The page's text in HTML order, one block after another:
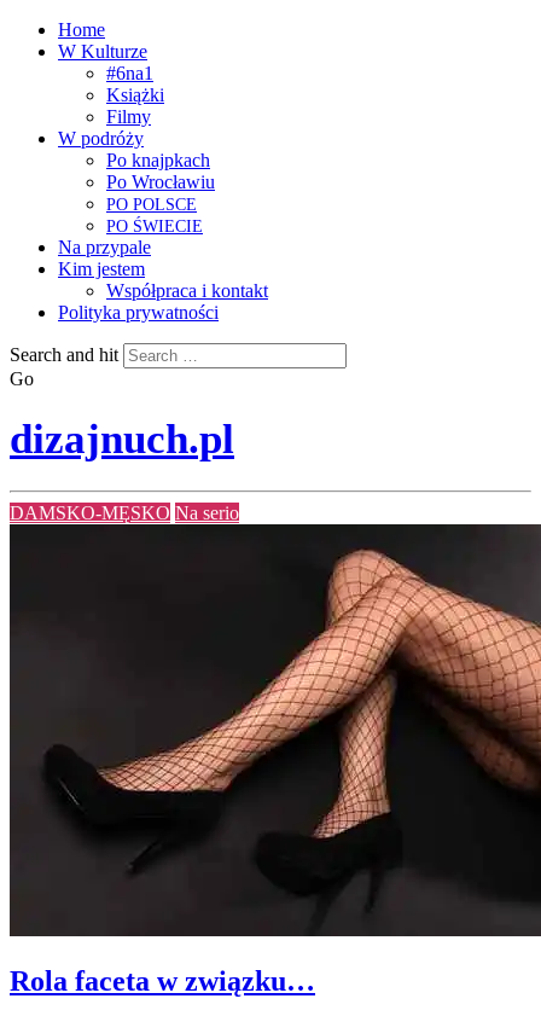
Home
W Kulturze
#6na1
Książki
Filmy
W podróży
Po knajpkach
Po Wrocławiu
PO POLSCE
PO ŚWIECIE
Na przypale
Kim jestem
Współpraca i kontakt
Polityka prywatności
Search and hit
Go
dizajnuch.pl
DAMSKO-MĘSKO Na serio
Rola faceta w związku…